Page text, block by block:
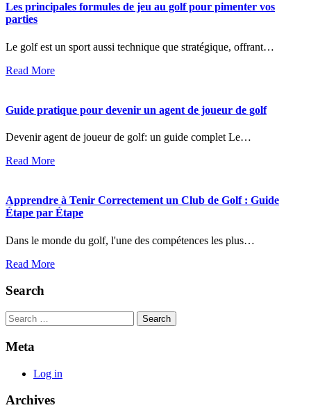
Les principales formules de jeu au golf pour pimenter vos
parties
Le golf est un sport aussi technique que stratégique, offrant…
Read More
Guide pratique pour devenir un agent de joueur de golf
Devenir agent de joueur de golf: un guide complet Le…
Read More
Apprendre à Tenir Correctement un Club de Golf : Guide
Étape par Étape
Dans le monde du golf, l'une des compétences les plus…
Read More
Search
Search
Meta
Log in
Archives